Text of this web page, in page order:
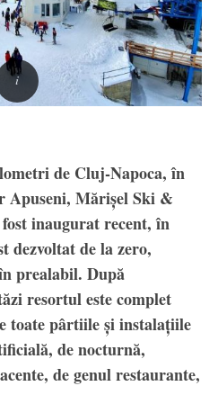
de Cluj-Napoca, în
Apuseni, Mărișel Ski &
inaugurat recent, în
dezvoltat de la zero,
prealabil. După
resortul este complet
toate pârtiile și instalațiile
de nocturnă,
de genul restaurante,